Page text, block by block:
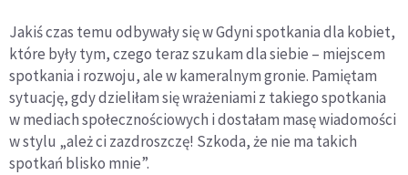
Jakiś czas temu odbywały się w Gdyni spotkania dla kobiet,
które były tym, czego teraz szukam dla siebie – miejscem
spotkania i rozwoju, ale w kameralnym gronie. Pamiętam
sytuację, gdy dzieliłam się wrażeniami z takiego spotkania
w mediach społecznościowych i dostałam masę wiadomości
w stylu „ależ ci zazdroszczę! Szkoda, że nie ma takich
spotkań blisko mnie”.